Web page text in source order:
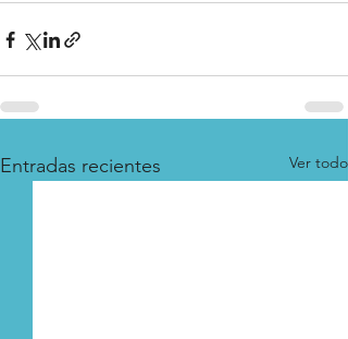
Entradas recientes Ver todo